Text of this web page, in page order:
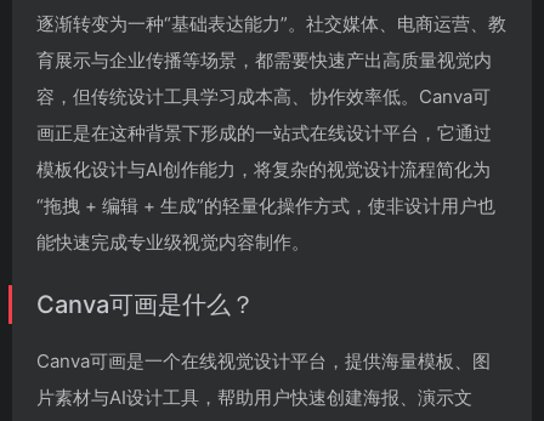
逐渐转变为一种“基础表达能力”。社交媒体、电商运营、教
育展示与企业传播等场景，都需要快速产出高质量视觉内
容，但传统设计工具学习成本高、协作效率低。Canva可
画正是在这种背景下形成的一站式在线设计平台，它通过
模板化设计与AI创作能力，将复杂的视觉设计流程简化为
“拖拽 + 编辑 + 生成”的轻量化操作方式，使非设计用户也
能快速完成专业级视觉内容制作。
Canva可画是什么？
Canva可画是一个在线视觉设计平台，提供海量模板、图
片素材与AI设计工具，帮助用户快速创建海报、演示文